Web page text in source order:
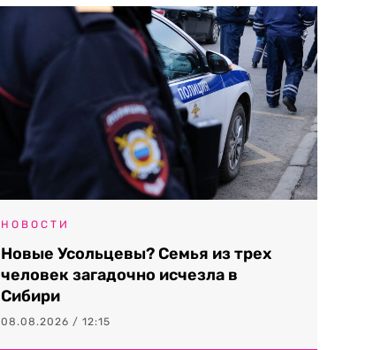
НОВОСТИ
Новые Усольцевы? Семья из трех
человек загадочно исчезла в
Сибири
08.08.2026 / 12:15